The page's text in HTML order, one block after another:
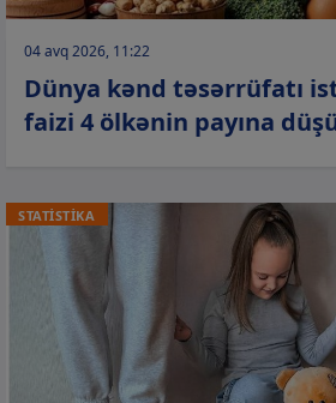
04 avq 2026, 11:22
Dünya kənd təsərrüfatı
faizi 4 ölkənin payına
STATİSTİKA